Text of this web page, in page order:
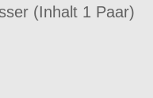
(Inhalt 1 Paar)